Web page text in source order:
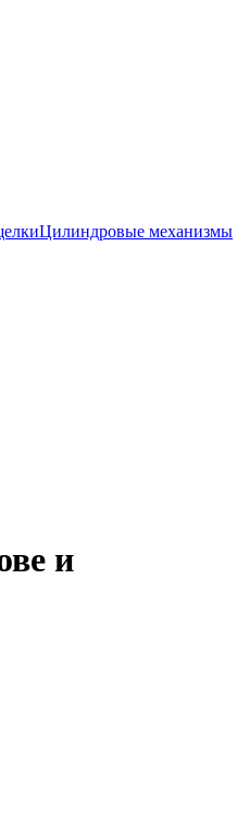
Цилиндровые механизмы
и